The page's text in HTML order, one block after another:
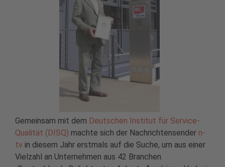
Gemeinsam mit dem Deutschen Institut für Service-
Qualität (DISQ) machte sich der Nachrichtensender n-
tv in diesem Jahr erstmals auf die Suche, um aus einer
Vielzahl an Unternehmen aus 42 Branchen